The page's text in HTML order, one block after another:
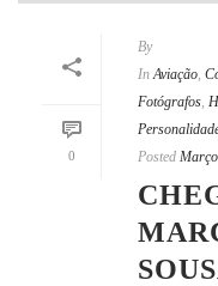
0
By
In Aviação,
Fotógrafos,
Posted